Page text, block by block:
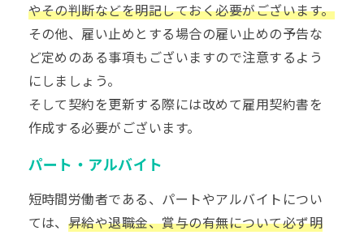
やその判断などを明記しておく必要がございます。
その他、雇い止めとする場合の雇い止めの予告な
ど定めのある事項もございますので注意するよう
にしましょう。
そして契約を更新する際には改めて雇用契約書を
作成する必要がございます。
パート・アルバイト
短時間労働者である、パートやアルバイトについ
ては、 昇給や退職金、賞与の有無について必ず明